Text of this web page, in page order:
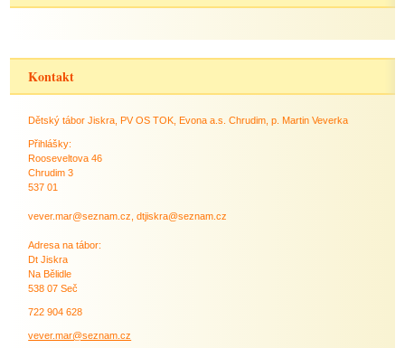
Kontakt
Dětský tábor Jiskra, PV OS TOK, Evona a.s. Chrudim, p. Martin Veverka
Přihlášky:
Rooseveltova 46
Chrudim 3
537 01
vever.mar@seznam.cz, dtjiskra@seznam.cz
Adresa na tábor:
Dt Jiskra
Na Bělidle
538 07 Seč
722 904 628
vever.mar@seznam.cz